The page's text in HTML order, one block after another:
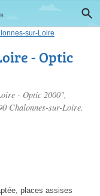
sur-Loire
- Optic
- Optic 2000",
Chalonnes-sur-Loire.
places assises